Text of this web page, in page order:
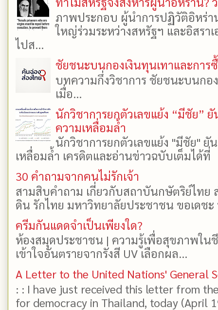
ภาพประกอบ ผู้นำการปฏิวัติอิหร่า
ใหญ่ร่วมระหว่างสหรัฐฯ และอิสรา
ไปส...
ชัยชนะบนกองเงินทุนเทาและการ
บทความกึ่งวิชาการ ชัยชนะบนกอ
เมื่อ...
นักวิชาการยกตัวเลขแย้ง “มีชัย”
ความเหลื่อมล้ำ
นักวิชาการยกตัวเลขแย้ง "มีชัย"
เหลื่อมล้ำ เครดิตและอ่านข่าวฉบับเต็มได้
30 คำถามจากคนไม่รักเจ้า
สามสิบคำถาม เกี่ยวกับสถาบันกษัตริย์ไทย
ดิน รักไทย มหาวิทยาลัยประชาชน ขอเดช
ครีมกันแดดจำเป็นเพียงใด?
ห้องสมุดประชาชน | ความรู้เพื่อสุขภาพใน
เข้าใจอันตรายจากรังสี UV เลือกผล...
A Letter to the United Nations' General
: : I have just received this letter from
for democracy in Thailand, today (April